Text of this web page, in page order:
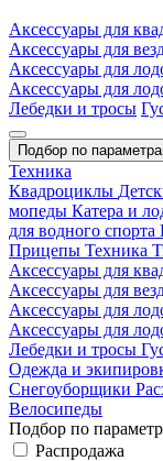
Аксессуары для
Аксессуары для
Аксессуары для
Аксессуары для
Лебедки и тросы
Подбор по
Техника
Квадроциклы
мопеды Катера и
для водного спорта
Прицепы Техника
Аксессуары для
Аксессуары для
Аксессуары для
Аксессуары для
Лебедки и тросы
Одежда и
Снегоуборщики
Велосипеды
Подбор по
Распродажа